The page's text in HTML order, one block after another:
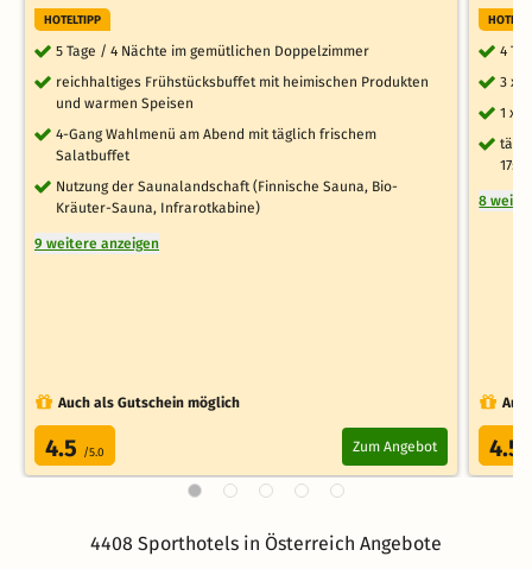
HOTELTIPP
5 Tage / 4 Nächte im gemütlichen Doppelzimmer
reichhaltiges Frühstücksbuffet mit heimischen Produkten
und warmen Speisen
4-Gang Wahlmenü am Abend mit täglich frischem
Salatbuffet
Nutzung der Saunalandschaft (Finnische Sauna, Bio-
Kräuter-Sauna, Infrarotkabine)
9 weitere anzeigen
Auch als Gutschein möglich
4.5 /5.0 Zum Angebot
4
3 x
1 x
tägl.
8
4.5
4408 Sporthotels in Österreich Angebote